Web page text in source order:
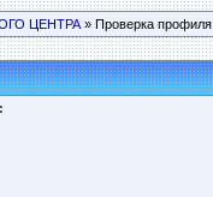
ЦЕНТРА » Проверка профиля